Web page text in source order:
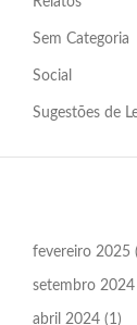
Sem Categoria
Social
Sugestões de
fevereiro 2025
setembro 2024
abril 2024 (1)